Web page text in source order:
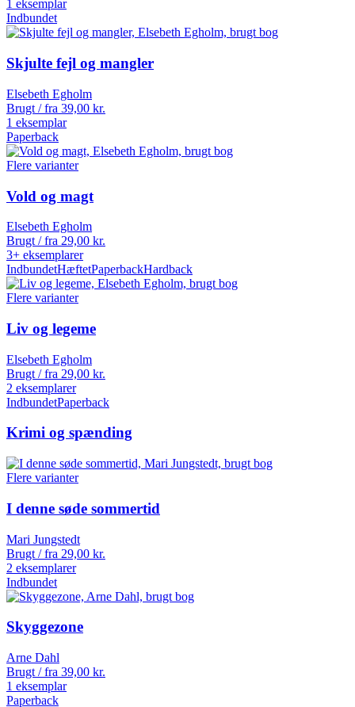
1 eksemplar
Indbundet
Skjulte fejl og mangler
Elsebeth Egholm
Brugt / fra 39,00 kr.
1 eksemplar
Paperback
Flere varianter
Vold og magt
Elsebeth Egholm
Brugt / fra 29,00 kr.
3+ eksemplarer
IndbundetHæftetPaperbackHardback
Flere varianter
Liv og legeme
Elsebeth Egholm
Brugt / fra 29,00 kr.
2 eksemplarer
IndbundetPaperback
Krimi og spænding
Flere varianter
I denne søde sommertid
Mari Jungstedt
Brugt / fra 29,00 kr.
2 eksemplarer
Indbundet
Skyggezone
Arne Dahl
Brugt / fra 39,00 kr.
1 eksemplar
Paperback